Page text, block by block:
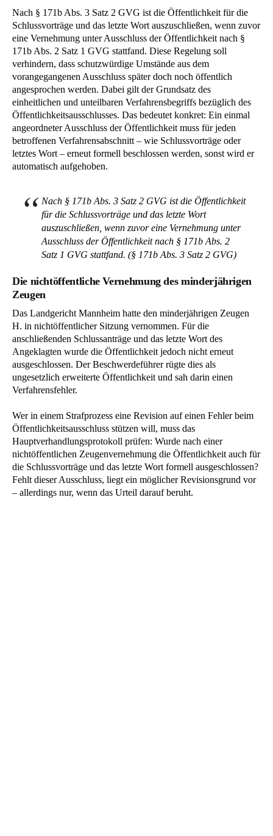
Nach § 171b Abs. 3 Satz 2 GVG ist die Öffentlichkeit für die
Schlussvorträge und das letzte Wort auszuschließen, wenn zuvor
eine Vernehmung unter Ausschluss der Öffentlichkeit nach §
171b Abs. 2 Satz 1 GVG stattfand. Diese Regelung soll
verhindern, dass schutzwürdige Umstände aus dem
vorangegangenen Ausschluss später doch noch öffentlich
angesprochen werden. Dabei gilt der Grundsatz des
einheitlichen und unteilbaren Verfahrensbegriffs bezüglich des
Öffentlichkeitsausschlusses. Das bedeutet konkret: Ein einmal
angeordneter Ausschluss der Öffentlichkeit muss für jeden
betroffenen Verfahrensabschnitt – wie Schlussvorträge oder
letztes Wort – erneut formell beschlossen werden, sonst wird er
automatisch aufgehoben.
Nach § 171b Abs. 3 Satz 2 GVG ist die Öffentlichkeit
für die Schlussvorträge und das letzte Wort
auszuschließen, wenn zuvor eine Vernehmung unter
Ausschluss der Öffentlichkeit nach § 171b Abs. 2
Satz 1 GVG stattfand. (§ 171b Abs. 3 Satz 2 GVG)
Die nichtöffentliche Vernehmung des minderjährigen
Zeugen
Das Landgericht Mannheim hatte den minderjährigen Zeugen
H. in nichtöffentlicher Sitzung vernommen. Für die
anschließenden Schlussanträge und das letzte Wort des
Angeklagten wurde die Öffentlichkeit jedoch nicht erneut
ausgeschlossen. Der Beschwerdeführer rügte dies als
ungesetzlich erweiterte Öffentlichkeit und sah darin einen
Verfahrensfehler.
Wer in einem Strafprozess eine Revision auf einen Fehler beim
Öffentlichkeitsausschluss stützen will, muss das
Hauptverhandlungsprotokoll prüfen: Wurde nach einer
nichtöffentlichen Zeugenvernehmung die Öffentlichkeit auch für
die Schlussvorträge und das letzte Wort formell ausgeschlossen?
Fehlt dieser Ausschluss, liegt ein möglicher Revisionsgrund vor
– allerdings nur, wenn das Urteil darauf beruht.